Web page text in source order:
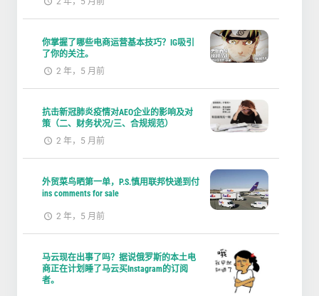
你掌握了哪些电商运营基本技巧？IG吸引
了你的关注。
2 年，5 月前
抗击新冠肺炎疫情对AEO企业的影响及对
策（二、财务状况/三、合规规范）
2 年，5 月前
外贸菜鸟晒第一单，P.S.慎用联邦快递到付
ins comments for sale
2 年，5 月前
马云现在出事了吗？据说俄罗斯的本土电
商正在计划睡了马云买Instagram的订阅
者。